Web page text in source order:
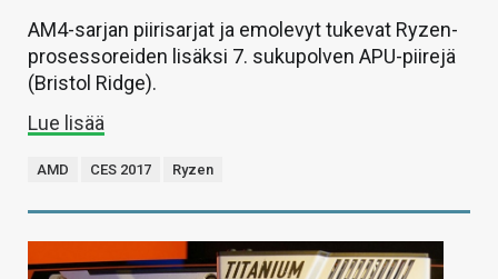
AM4-sarjan piirisarjat ja emolevyt tukevat Ryzen-
prosessoreiden lisäksi 7. sukupolven APU-piirejä
(Bristol Ridge).
Lue lisää
AMD CES 2017 Ryzen